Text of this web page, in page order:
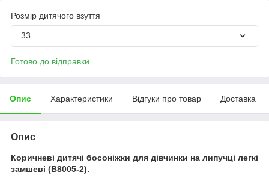
Розмір дитячого взуття
33
Готово до відправки
Опис Характеристики Відгуки про товар Доставка
Опис
Коричневі дитячі босоніжки для дівчинки на липучці легкі
замшеві (B8005-2).